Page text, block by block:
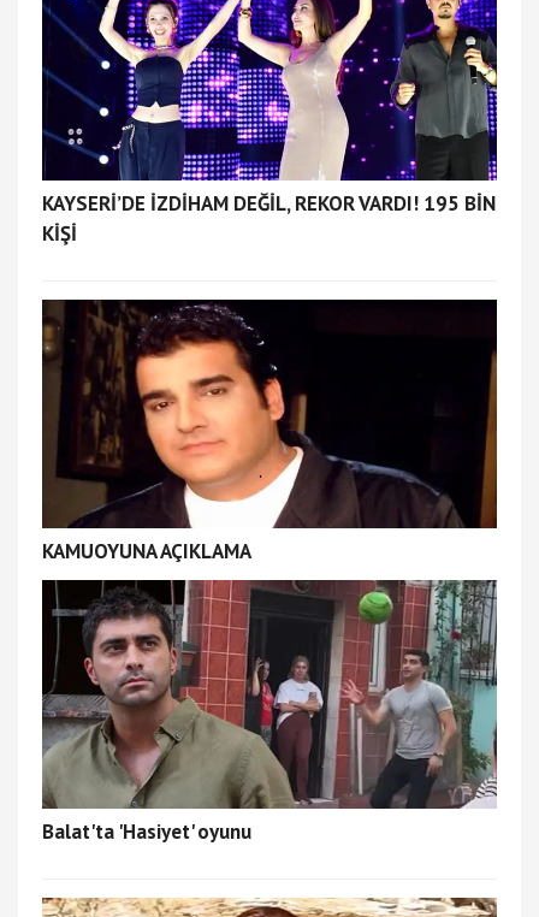
KAYSERİ’DE İZDİHAM DEĞİL, REKOR VARDI! 195 BİN
KİŞİ
KAMUOYUNA AÇIKLAMA
Balat'ta 'Hasiyet' oyunu